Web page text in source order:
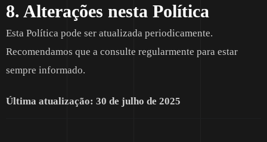
8. Alterações nesta Política
Esta Política pode ser atualizada periodicamente.
Recomendamos que a consulte regularmente para estar
sempre informado.
Última atualização: 30 de julho de 2025